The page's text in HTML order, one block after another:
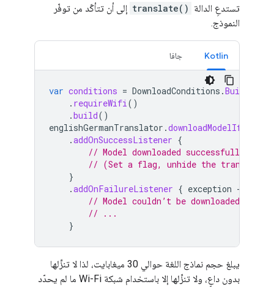
تستدعِ الدالة translate() إلى أن تتأكّد من توفّر
النموذج.
Kotlin جافا
var conditions = DownloadConditions .Builder
. requireWifi()
.build()
englishGermanTranslator .downloadModelIfNeeded
.addOnSuccessListener {
// Model downloaded successfully.
// (Set a flag, unhide the
}
.addOnFailureListener { exception ->
// Model couldn’t be downloaded or
// ...
}
يبلغ حجم نماذج اللغة حوالي 30 ميغابايت، لذا لا تنزِّلها
بدون داعٍ، ولا تنزِّلها إلا باستخدام شبكة Wi-Fi ما لم يحدّد